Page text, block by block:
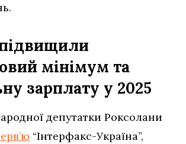
мінімум та
зарплату у 2025
депутатки Роксолани
“Інтерфакс-Україна”,